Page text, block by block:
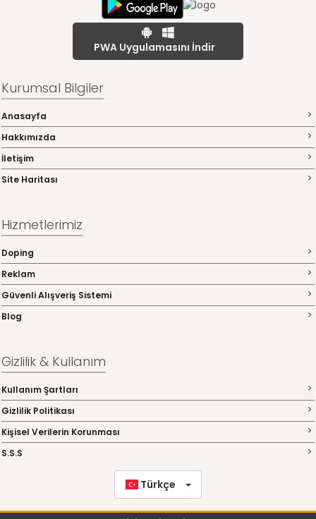
PWA Uygulamasını İndir
Kurumsal Bilgiler
Anasayfa
Hakkımızda
İletişim
Site Haritası
Hizmetlerimiz
Doping
Reklam
Güvenli Alışveriş Sistemi
Blog
Gizlilik & Kullanım
Kullanım Şartları
Gizlilik Politikası
Kişisel Verilerin Korunması
S.S.S
Türkçe